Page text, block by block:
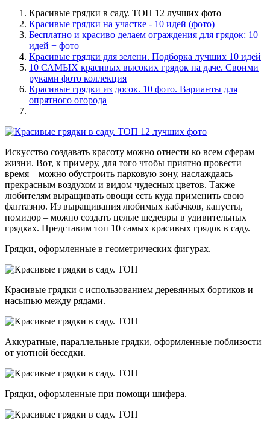
Красивые грядки в саду. ТОП 12 лучших фото
Красивые грядки на участке - 10 идей (фото)
Бесплатно и красиво делаем ограждения для грядок: 10
идей + фото
Красивые грядки для зелени. Подборка лучших 10 идей
10 САМЫХ красивых высоких грядок на даче. Своими
руками фото коллекция
Красивые грядки из досок. 10 фото. Варианты для
опрятного огорода
Искусство создавать красоту можно отнести ко всем сферам
жизни. Вот, к примеру, для того чтобы приятно провести
время – можно обустроить парковую зону, наслаждаясь
прекрасным воздухом и видом чудесных цветов. Также
любителям выращивать овощи есть куда применить свою
фантазию. Из выращивания любимых кабачков, капусты,
помидор – можно создать целые шедевры в удивительных
грядках. Представим топ 10 самых красивых грядок в саду.
Грядки, оформленные в геометрических фигурах.
Красивые грядки с использованием деревянных бортиков и
насыпью между рядами.
Аккуратные, параллельные грядки, оформленные поблизости
от уютной беседки.
Грядки, оформленные при помощи шифера.